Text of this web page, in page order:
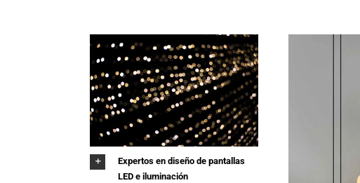
Expertos en diseño de pantallas
LED e iluminación